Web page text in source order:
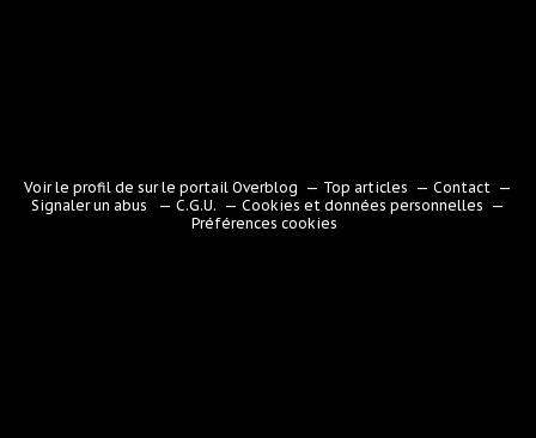
Voir le profil de sur le portail Overblog Top articles
Contact
Signaler un abus
C.G.U.
Cookies et données personnelles
Préférences cookies